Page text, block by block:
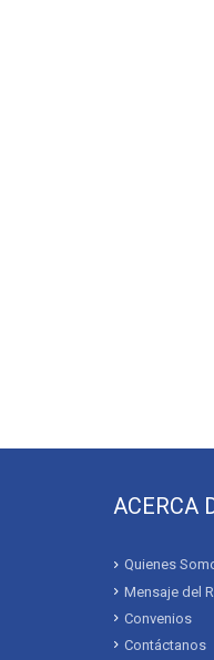
ACERCA
Quienes
Mensaje del
Convenios
Contáctanos